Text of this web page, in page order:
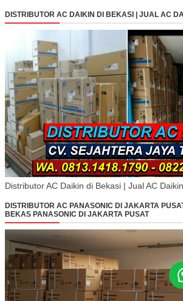
DISTRIBUTOR AC DAIKIN DI BEKASI | JUAL AC
Distributor AC Daikin di Bekasi | Jual AC
DISTRIBUTOR AC PANASONIC DI JAKARTA
BEKAS PANASONIC DI JAKARTA PUSAT